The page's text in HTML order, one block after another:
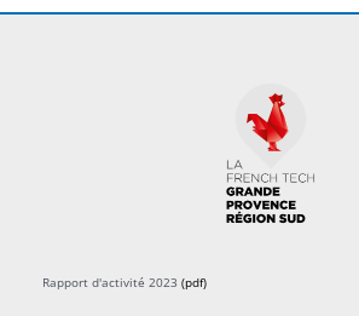
Rapport d'activité 2023 (pdf)